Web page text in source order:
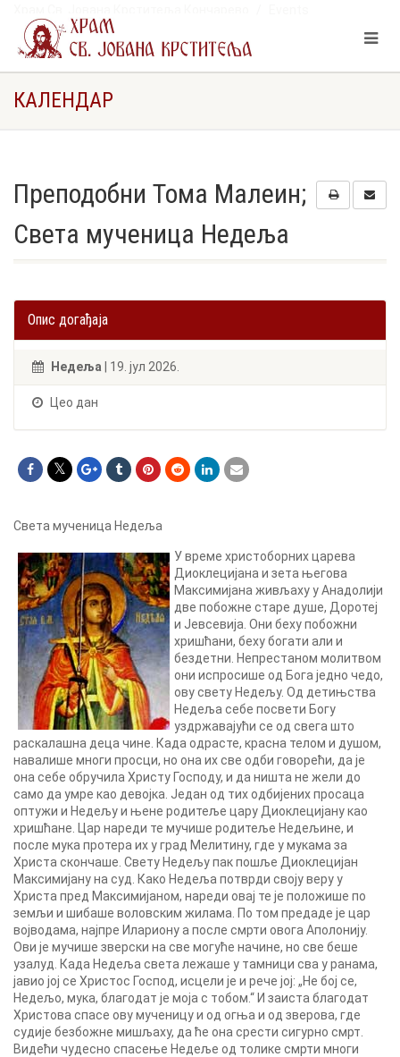
Преподобни Тома Малеин; Света мученица Недеља
КАЛЕНДАР
Преподобни Тома Малеин;
Света мученица Недеља
Опис догађаја
Недеља | 19. јул 2026.
Цео дан
Света мученица Недеља
У време христоборних царева
Диоклецијана и зета његова
Максимијана живљаху у Анадолији
две побожне старе душе, Доротеј
и Јевсевија. Они беху побожни
хришћани, беху богати али и
бездетни. Непрестаном молитвом
они испросише од Бога једно чедо,
ову свету Недељу. Од детињства
Недеља себе посвети Богу
уздржавајући се од свега што
раскалашна деца чине. Када одрасте, красна телом и душом,
навалише многи просци, но она их све одби говорећи, да је
она себе обручила Христу Господу, и да ништа не жели до
само да умре као девојка. Један од тих одбијених просаца
оптужи и Недељу и њене родитеље цару Диоклецијану као
хришћане. Цар нареди те мучише родитеље Недељине, и
после мука протера их у град Мелитину, где у мукама за
Христа скончаше. Свету Недељу пак пошље Диоклецијан
Максимијану на суд. Како Недеља потврди своју веру у
Христа пред Максимијаном, нареди овај те је положише по
земљи и шибаше воловским жилама. По том предаде је цар
војводама, најпре Илариону а после смрти овога Аполонију.
Ови је мучише зверски на све могуће начине, но све беше
узалуд. Када Недеља света лежаше у тамници сва у ранама,
јавио јој се Христос Господ, исцели је и рече јој: „Не бој се,
Недељо, мука, благодат је моја с тобом.“ И заиста благодат
Христова спасе ову мученицу и од огња и од зверова, где
судије безбожне мишљаху, да ће она срести сигурно смрт.
Видећи чудесно спасење Недеље од толике смрти многи